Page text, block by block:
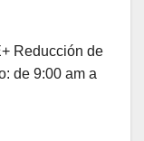
Reducción de
de 9:00 am a